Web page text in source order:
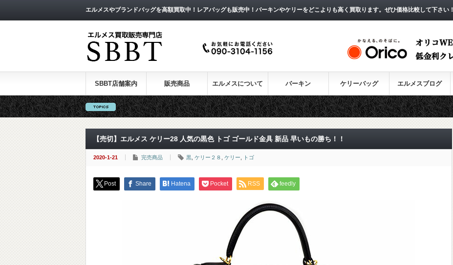
エルメスやブランドバッグを高額買取中！レアバッグも販売中！バーキンやケリーをどこよりも高く買取ります。ぜひ価格比較して下さい！
SBBT店舗案内 販売商品 エルメスについて バーキン ケリーバッグ エルメスブログ
【売切】エルメス ケリー28 人気の黒色 トゴ ゴールド金具 新品 早いもの勝ち！！
2020-1-21 完売商品 黒 ケリー２８ ケリー トゴ
Post Share Hatena Pocket RSS feedly